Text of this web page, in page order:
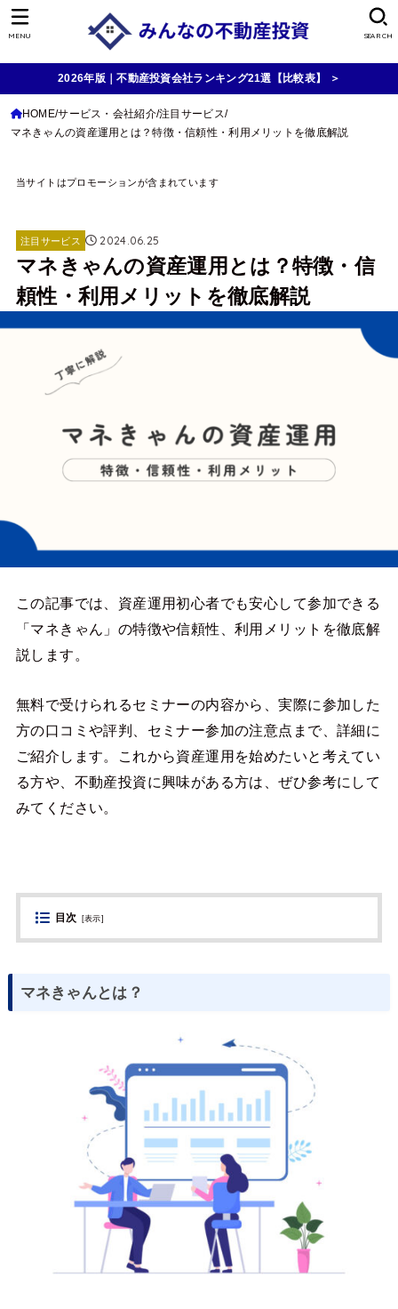
SEARCH
MENU
2026年版｜不動産投資会社ランキング21選【比較表】 ＞
HOME サービス・会社紹介 注目サービス
マネきゃんの資産運用とは？特徴・信頼性・利用メリットを徹底解説
当サイトはプロモーションが含まれています
注目サービス 2024.06.25
マネきゃんの資産運用とは？特徴・信
頼性・利用メリットを徹底解説
この記事では、資産運用初心者でも安心して参加できる
「マネきゃん」の特徴や信頼性、利用メリットを徹底解
説します。
無料で受けられるセミナーの内容から、実際に参加した
方の口コミや評判、セミナー参加の注意点まで、詳細に
ご紹介します。これから資産運用を始めたいと考えてい
る方や、不動産投資に興味がある方は、ぜひ参考にして
みてください。
目次 [表示]
マネきゃんとは？